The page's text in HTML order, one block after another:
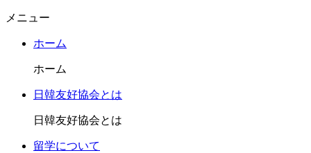
メニュー
ホーム
ホーム
日韓友好協会とは
日韓友好協会とは
留学について